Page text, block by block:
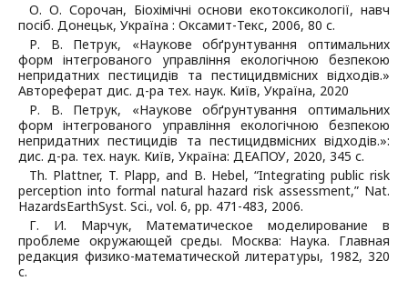
О. О. Сорочан, Біохімічні основи екотоксикології, навч
посіб. Донецьк, Україна : Оксамит-Текс, 2006, 80 с.
Р. В. Петрук, «Наукове обґрунтування оптимальних
форм інтегрованого управління екологічною безпекою
непридатних пестицидів та пестицидвмісних відходів.»
Автореферат дис. д-ра тех. наук. Київ, Україна, 2020
Р. В. Петрук, «Наукове обґрунтування оптимальних
форм інтегрованого управління екологічною безпекою
непридатних пестицидів та пестицидвмісних відходів.»:
дис. д-ра. тех. наук. Київ, Україна: ДЕАПОУ, 2020, 345 с.
Th. Plattner, T. Plapp, and B. Hebel, “Integrating public risk
perception into formal natural hazard risk assessment,” Nat.
HazardsEarthSyst. Sci., vol. 6, pp. 471-483, 2006.
Г. И. Марчук, Математическое моделирование в
проблеме окружающей среды. Москва: Наука. Главная
редакция физико-математической литературы, 1982, 320
с.